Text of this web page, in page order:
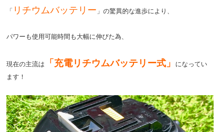
「 リチウムバッテリー 」の驚異的な進歩により、
パワーも使用可能時間も大幅に伸びた為、
現在の主流は 「充電リチウムバッテリー式」
になってい
ます！